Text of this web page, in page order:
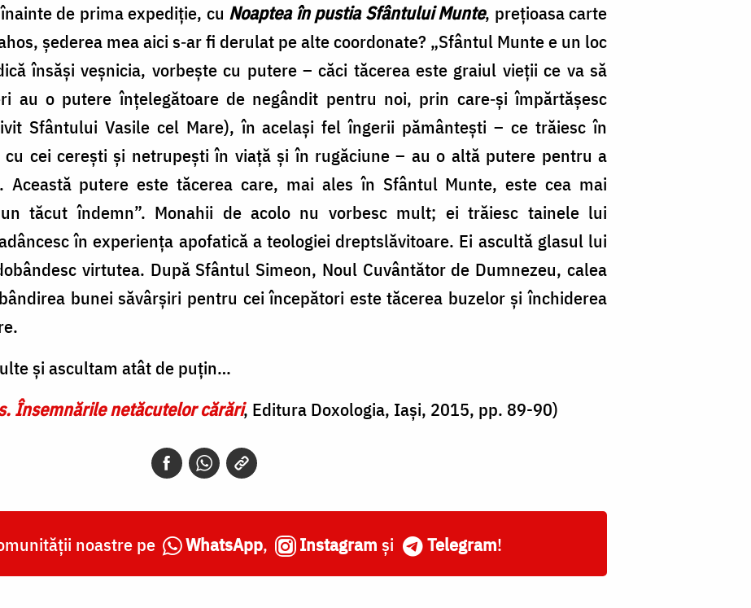
de prima expediţie, cu Noaptea în pustia Sfântului Munte, preţioasa carte
şederea mea aici s‐ar fi derulat pe alte coordonate? „Sfântul Munte e un loc
însăşi veşnicia, vorbeşte cu putere – căci tăcerea este graiul vieţii ce va să
au o putere înţelegătoare de negândit pentru noi, prin care‐şi împărtăşesc
Sfântului Vasile cel Mare), în acelaşi fel îngerii pământeşti – ce trăiesc în
cei cereşti şi netrupeşti în viaţă şi în rugăciune – au o altă putere pentru a
Această putere este tăcerea care, mai ales în Sfântul Munte, este cea mai
tăcut îndemn”. Monahii de acolo nu vorbesc mult; ei trăiesc tainele lui
în experienţa apofatică a teologiei dreptslăvitoare. Ei ascultă glasul lui
virtutea. După Sfântul Simeon, Noul Cuvântător de Dumnezeu, calea
bunei săvârşiri pentru cei începători este tăcerea buzelor şi închiderea
şi ascultam atât de puţin…
Însemnările netăcutelor cărări, Editura Doxologia, Iași, 2015, pp. 89-90)
noastre pe WhatsApp, Instagram și Telegram!